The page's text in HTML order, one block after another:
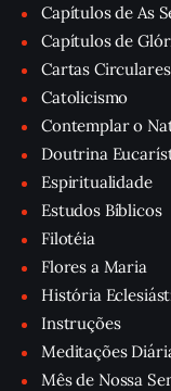
Capítulos de As
Capítulos de
Cartas Circulares
Catolicismo
Contemplar o
Doutrina
Espiritualidade
Estudos Bíblicos
Filotéia
Flores a Maria
História
Instruções
Meditações
Mês de Nossa